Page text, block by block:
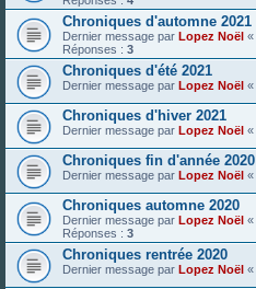
Chroniques d'automne 2021
Dernier message par Lopez Noël «
Réponses : 3
Chroniques d'été 2021
Dernier message par Lopez Noël «
Chroniques d'hiver 2021
Dernier message par Lopez Noël «
Chroniques fin d'année 2020
Dernier message par Lopez Noël «
Chroniques automne 2020
Dernier message par Lopez Noël «
Réponses : 3
Chroniques rentrée 2020
Dernier message par Lopez Noël «